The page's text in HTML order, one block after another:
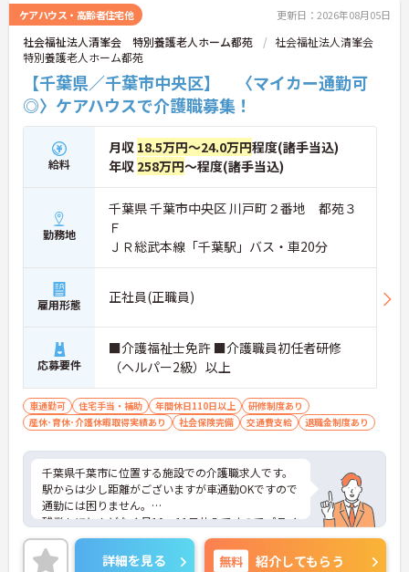
ケアハウス・高齢者住宅他 更新日：2026年08月05日
社会福祉法人清峯会 特別養護老人ホーム都苑
社会福祉法人清峯会
特別養護老人ホーム都苑
【千葉県／千葉市中央区】 〈マイカー通勤可
◎〉ケアハウスで介護職募集！
給料
月収 18.5万円～24.0万円程度(諸手当込)
年収 258万円～程度(諸手当込)
勤務地
千葉県 千葉市中央区 川戸町２番地 都苑３
Ｆ
ＪＲ総武本線「千葉駅」バス・車20分
雇用形態 正社員(正職員)
応募要件
■介護福祉士免許 ■介護職員初任者研修
（ヘルパー2級）以上
車通勤可 住宅手当・補助 年間休日110日以上
研修制度あり
産休･育休･介護休暇取得実績あり
社会保険完備 交通費支給 退職金制度あり
千葉県千葉市に位置する施設での介護職求人です。
駅からは少し距離がございますが車通勤OKですので
通勤には困りません。
残業もほとんどなく月10～11日休みですのでプライ
ベートも充実できます。
ご興味のある方はお気軽にお問い合わせ下さい。
詳細を見る 無料 紹介してもらう